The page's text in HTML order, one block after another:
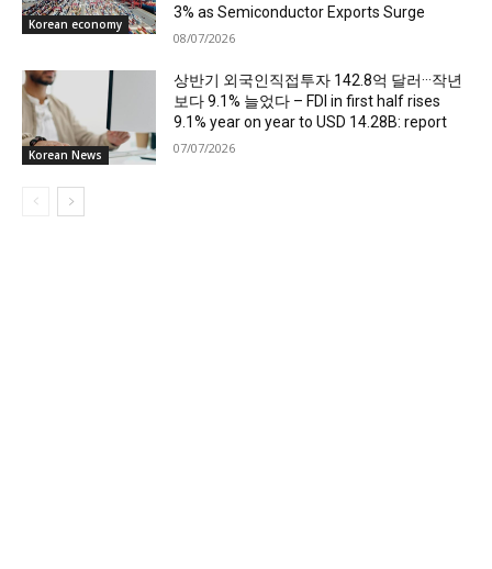
Korean economy
3% as Semiconductor Exports Surge
08/07/2026
Korean News
상반기 외국인직접투자 142.8억 달러···작년
보다 9.1% 늘었다 – FDI in first half rises
9.1% year on year to USD 14.28B: report
07/07/2026